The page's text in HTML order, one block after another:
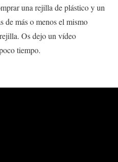
una rejilla de plástico y un
de más o menos el mismo
Os dejo un vídeo
tiempo.